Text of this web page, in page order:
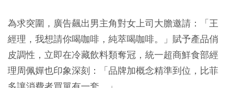
為求突圍，廣告飆出男主角對女上司大膽邀請：「王
經理，我想請你喝咖啡，純萃喝咖啡。」賦予產品俏
皮調性，立即在冷藏飲料類奪冠，統一超商鮮食部經
理周佩嬋也印象深刻：「品牌加概念精準到位，比菲